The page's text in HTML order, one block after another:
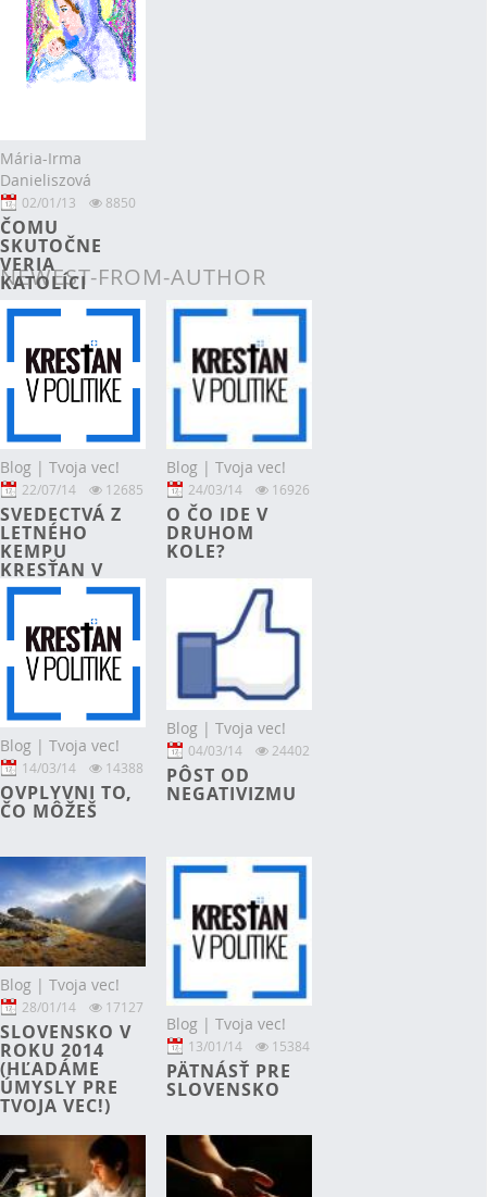
Mária-Irma
Danieliszová
02/01/13 8850
ČOMU
SKUTOČNE
VERIA
KATOLÍCI
NEWEST-FROM-AUTHOR
Blog | Tvoja vec!
22/07/14 12685
SVEDECTVÁ Z
LETNÉHO
KEMPU
KRESŤAN V
POLITIKE
Blog | Tvoja vec!
24/03/14 16926
O ČO IDE V
DRUHOM
KOLE?
Blog | Tvoja vec!
14/03/14 14388
OVPLYVNI TO,
ČO MÔŽEŠ
Blog | Tvoja vec!
04/03/14 24402
PÔST OD
NEGATIVIZMU
Blog | Tvoja vec!
28/01/14 17127
SLOVENSKO V
ROKU 2014
(HĽADÁME
ÚMYSLY PRE
TVOJA VEC!)
Blog | Tvoja vec!
13/01/14 15384
PÄTNÁSŤ PRE
SLOVENSKO